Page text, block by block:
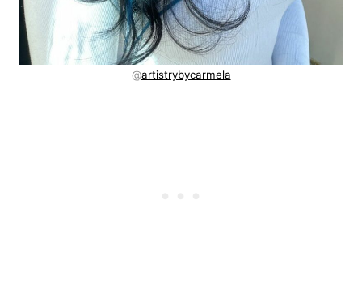
@artistrybycarmela